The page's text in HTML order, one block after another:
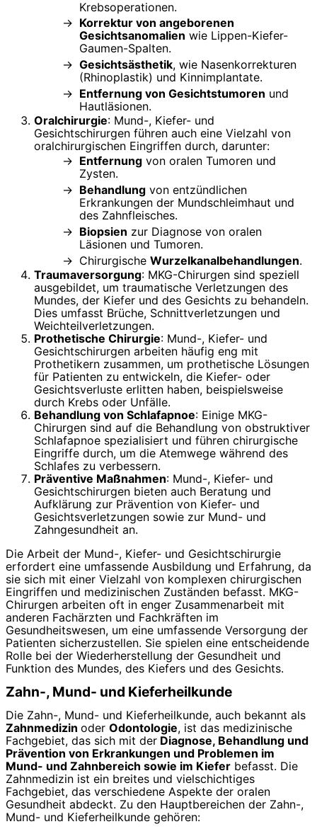
Krebsoperationen.
Korrektur von angeborenen
Gesichtsanomalien wie Lippen-Kiefer-
Gaumen-Spalten.
Gesichtsästhetik, wie Nasenkorrekturen
(Rhinoplastik) und Kinnimplantate.
Entfernung von Gesichtstumoren und
Hautläsionen.
Oralchirurgie: Mund-, Kiefer- und
Gesichtschirurgen führen auch eine Vielzahl von
oralchirurgischen Eingriffen durch, darunter:
Entfernung von oralen Tumoren und
Zysten.
Behandlung von entzündlichen
Erkrankungen der Mundschleimhaut und
des Zahnfleisches.
Biopsien zur Diagnose von oralen
Läsionen und Tumoren.
Chirurgische Wurzelkanalbehandlungen.
Traumaversorgung: MKG-Chirurgen sind speziell
ausgebildet, um traumatische Verletzungen des
Mundes, der Kiefer und des Gesichts zu behandeln.
Dies umfasst Brüche, Schnittverletzungen und
Weichteilverletzungen.
Prothetische Chirurgie: Mund-, Kiefer- und
Gesichtschirurgen arbeiten häufig eng mit
Prothetikern zusammen, um prothetische Lösungen
für Patienten zu entwickeln, die Kiefer- oder
Gesichtsverluste erlitten haben, beispielsweise
durch Krebs oder Unfälle.
Behandlung von Schlafapnoe: Einige MKG-
Chirurgen sind auf die Behandlung von obstruktiver
Schlafapnoe spezialisiert und führen chirurgische
Eingriffe durch, um die Atemwege während des
Schlafes zu verbessern.
Präventive Maßnahmen: Mund-, Kiefer- und
Gesichtschirurgen bieten auch Beratung und
Aufklärung zur Prävention von Kiefer- und
Gesichtsverletzungen sowie zur Mund- und
Zahngesundheit an.
Die Arbeit der Mund-, Kiefer- und Gesichtschirurgie
erfordert eine umfassende Ausbildung und Erfahrung, da
sie sich mit einer Vielzahl von komplexen chirurgischen
Eingriffen und medizinischen Zuständen befasst. MKG-
Chirurgen arbeiten oft in enger Zusammenarbeit mit
anderen Fachärzten und Fachkräften im
Gesundheitswesen, um eine umfassende Versorgung der
Patienten sicherzustellen. Sie spielen eine entscheidende
Rolle bei der Wiederherstellung der Gesundheit und
Funktion des Mundes, des Kiefers und des Gesichts.
Zahn-, Mund- und Kieferheilkunde
Die Zahn-, Mund- und Kieferheilkunde, auch bekannt als
Zahnmedizin oder Odontologie, ist das medizinische
Fachgebiet, das sich mit der Diagnose, Behandlung und
Prävention von Erkrankungen und Problemen im
Mund- und Zahnbereich sowie im Kiefer befasst. Die
Zahnmedizin ist ein breites und vielschichtiges
Fachgebiet, das verschiedene Aspekte der oralen
Gesundheit abdeckt. Zu den Hauptbereichen der Zahn-,
Mund- und Kieferheilkunde gehören: